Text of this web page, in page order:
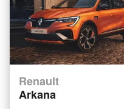
Renault
Arkana